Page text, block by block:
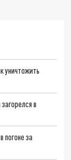
уничтожить
в
погоне за